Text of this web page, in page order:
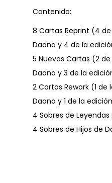
Contenido:
8 Cartas Reprint (4
Daana y 4 de la
5 Nuevas Cartas (2
Daana y 3 de la
2 Cartas Rework (1 de
Daana y 1 de la
4 Sobres de Leyendas
4 Sobres de Hijos de